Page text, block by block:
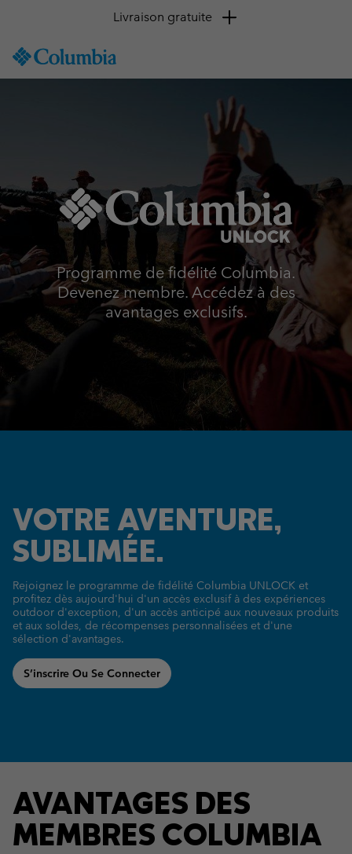
TO
SKIP
TO
SEARCH
Livraison gratuite
Programme de fidélité Columbia.
Devenez membre. Accédez à des
avantages exclusifs.
VOTRE AVENTURE,
SUBLIMÉE.
Rejoignez le programme de fidélité Columbia UNLOCK et
profitez dès aujourd'hui d'un accès exclusif à des expériences
outdoor d'exception, d'un accès anticipé aux nouveaux produits
et aux soldes, de récompenses personnalisées et d'une
sélection d'avantages.
S’inscrire Ou Se Connecter
AVANTAGES DES
MEMBRES COLUMBIA